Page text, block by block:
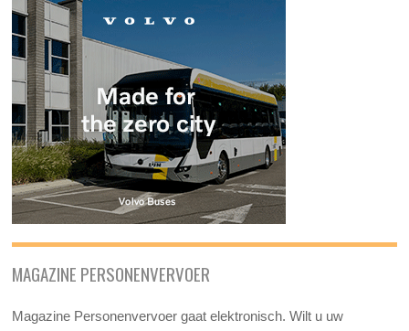
MAGAZINE PERSONENVERVOER
Magazine Personenvervoer gaat elektronisch. Wilt u uw